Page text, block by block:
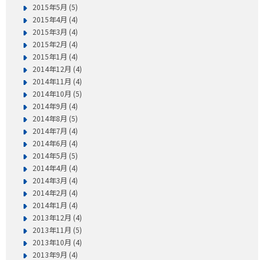
2015年5月 (5)
2015年4月 (4)
2015年3月 (4)
2015年2月 (4)
2015年1月 (4)
2014年12月 (4)
2014年11月 (4)
2014年10月 (5)
2014年9月 (4)
2014年8月 (5)
2014年7月 (4)
2014年6月 (4)
2014年5月 (5)
2014年4月 (4)
2014年3月 (4)
2014年2月 (4)
2014年1月 (4)
2013年12月 (4)
2013年11月 (5)
2013年10月 (4)
2013年9月 (4)